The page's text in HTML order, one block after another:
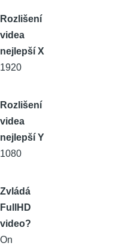
Rozlišení
videa
nejlepší X
1920
Rozlišení
videa
nejlepší Y
1080
Zvládá
FullHD
video?
On